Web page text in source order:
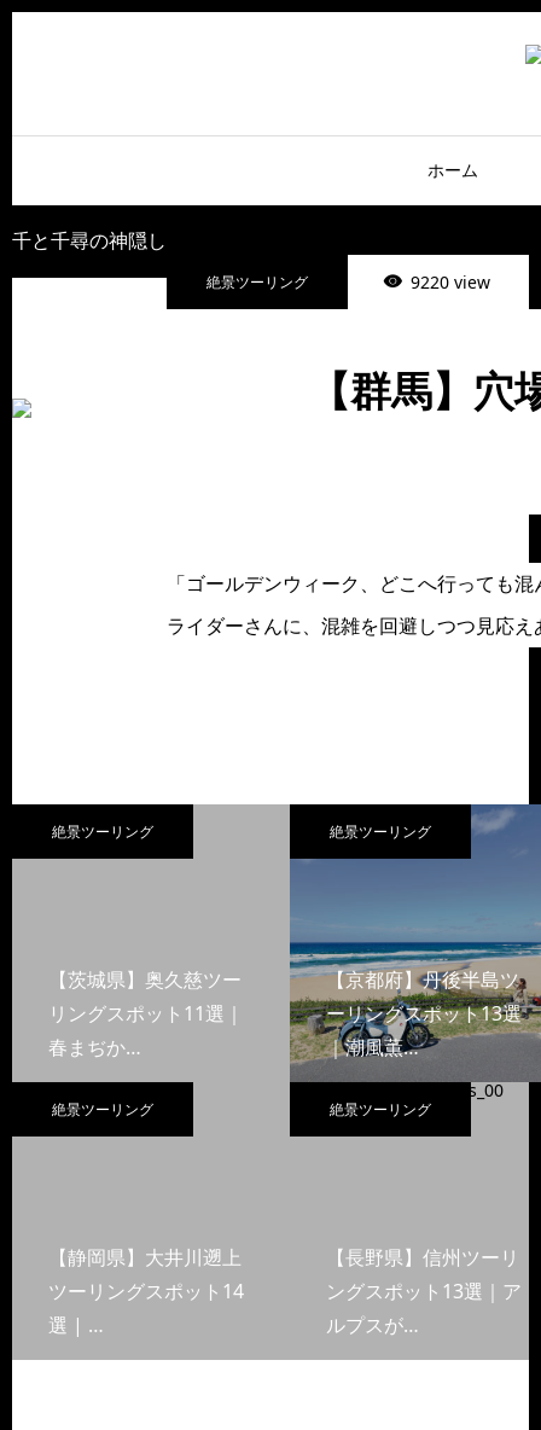
ホーム
千と千尋の神隠し
絶景ツーリング
9220 view
【群馬】
「ゴールデンウィーク、どこへ行っても
ライダーさんに、混雑を回避しつつ見応
絶景ツーリング
【茨城県】奥久慈ツー
リングスポット11選｜
春まぢか…
絶景ツーリング
【京都府】丹後半島ツ
ーリングスポット13選
｜潮風薫…
絶景ツーリング
【静岡県】大井川遡上
ツーリングスポット14
選 | …
絶景ツーリング
【長野県】信州ツーリ
ングスポット13選｜ア
ルプスが…